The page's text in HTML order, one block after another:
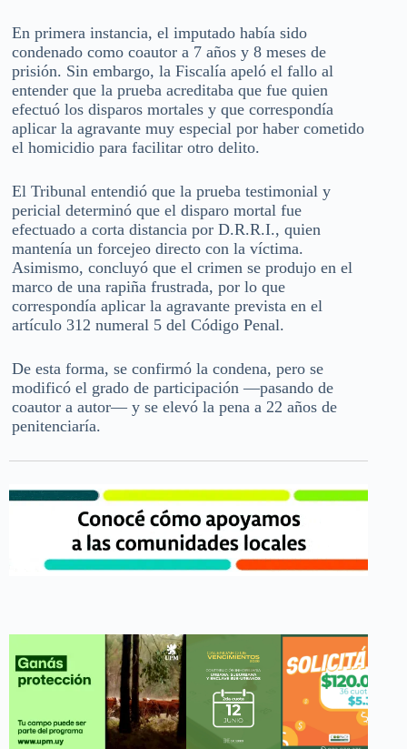
En primera instancia, el imputado había sido
condenado como coautor a 7 años y 8 meses de
prisión. Sin embargo, la Fiscalía apeló el fallo al
entender que la prueba acreditaba que fue quien
efectuó los disparos mortales y que correspondía
aplicar la agravante muy especial por haber cometido
el homicidio para facilitar otro delito.
El Tribunal entendió que la prueba testimonial y
pericial determinó que el disparo mortal fue
efectuado a corta distancia por D.R.R.I., quien
mantenía un forcejeo directo con la víctima.
Asimismo, concluyó que el crimen se produjo en el
marco de una rapiña frustrada, por lo que
correspondía aplicar la agravante prevista en el
artículo 312 numeral 5 del Código Penal.
De esta forma, se confirmó la condena, pero se
modificó el grado de participación —pasando de
coautor a autor— y se elevó la pena a 22 años de
penitenciaría.